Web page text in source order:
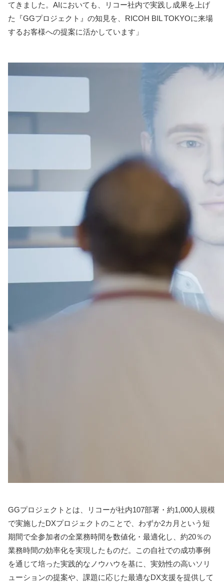
てきました。AIにおいても、リコー社内で実践し成果を上げ
た『GGプロジェクト』の知見を、RICOH BIL TOKYOに来場
するお客様への提案に活かしています」
GGプロジェクトとは、リコーが社内107部署・約1,000人規模
で実施したDXプロジェクトのことで、わずか2カ月という短
期間で全参加者の全業務時間を数値化・最適化し、約20％の
業務時間の効率化を実現したものだ。この自社での成功事例
を通じて培った実践的なノウハウを基に、実効性の高いソリ
ューションの提案や、課題に応じた最適なDX支援を提供して